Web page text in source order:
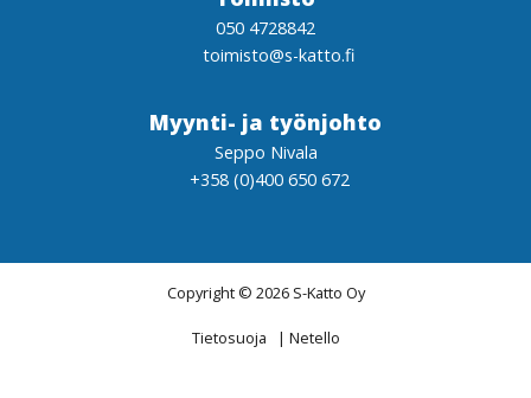
050 4728842
toimisto@s-katto.fi
Myynti- ja työnjohto
Seppo Nivala
+358 (0)400 650 672
Copyright © 2026 S-Katto Oy
Tietosuoja | Netello